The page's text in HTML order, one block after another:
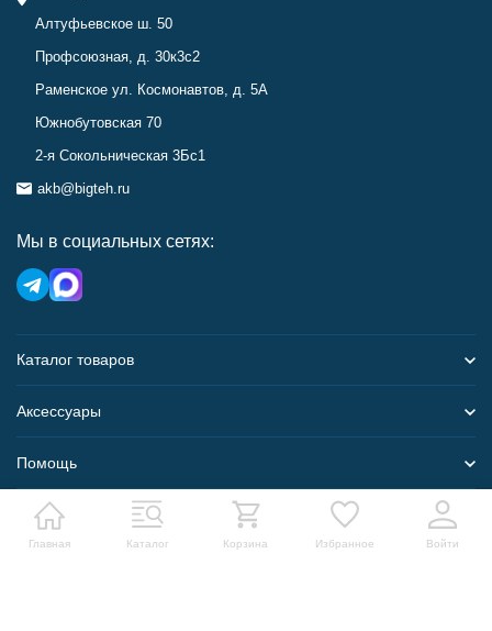
Главная Каталог Корзина Избранное Войти
Алтуфьевское ш. 50
Профсоюзная, д. 30к3с2
Раменское ул. Космонавтов, д. 5А
Южнобутовская 70
2-я Сокольническая 3Бс1
akb@bigteh.ru
Мы в социальных сетях:
Каталог товаров
Аксессуары
Помощь
Карта сайта